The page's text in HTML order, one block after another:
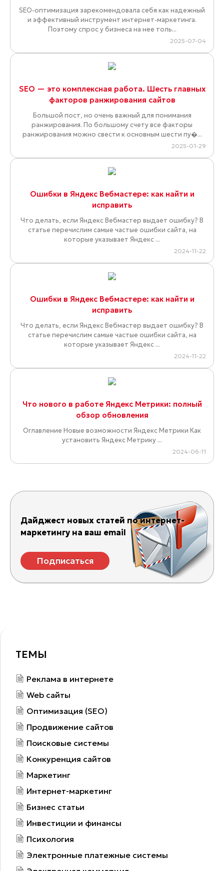
SEO-оптимизация зарекомендовала себя как надежный
и эффективный инструмент интернет-маркетинга.
Поэтому спрос у бизнеса на нее толь...
2025-07-04
SEO — это комплексная работа. Шесть главных
факторов ранжирования сайтов
Большой пост, но очень важный для понимания
ранжирования. По большому счету все факторы
ранжирования можно свести к основным шести пу�...
2025-01-29
Ошибки в Яндекс Вебмастере: как найти и
исправить
Что делать, если Яндекс Вебмастер выдает ошибку? В
статье перечислим самые частые ошибки сайта, на
которые указывает Яндекс ...
2024-11-22
Ошибки в Яндекс Вебмастере: как найти и
исправить
Что делать, если Яндекс Вебмастер выдает ошибку? В
статье перечислим самые частые ошибки сайта, на
которые указывает Яндекс ...
2024-11-22
Что нового в работе Яндекс Метрики: полный
обзор обновления
Оглавление Новые возможности Яндекс Метрики Как
установить Яндекс Метрику ...
2024-06-11
Дайджест новых статей по интернет-
маркетингу на ваш email
Подписаться
ТЕМЫ
Реклама в интернете
Web сайты
Оптимизация (SEO)
Продвижение сайтов
Поисковые системы
Конкуренция сайтов
Маркетинг
Интернет-маркетинг
Бизнес статьи
Инвестиции и финансы
Психология
Электронные платежные системы